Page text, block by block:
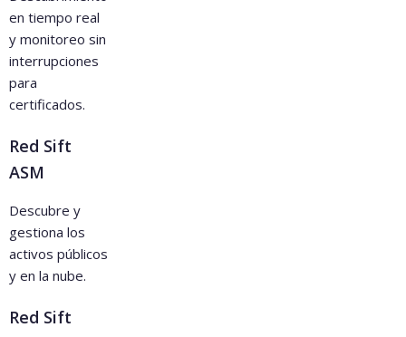
en tiempo real
y monitoreo sin
interrupciones
para
certificados.
Red Sift
ASM
Descubre y
gestiona los
activos públicos
y en la nube.
Red Sift